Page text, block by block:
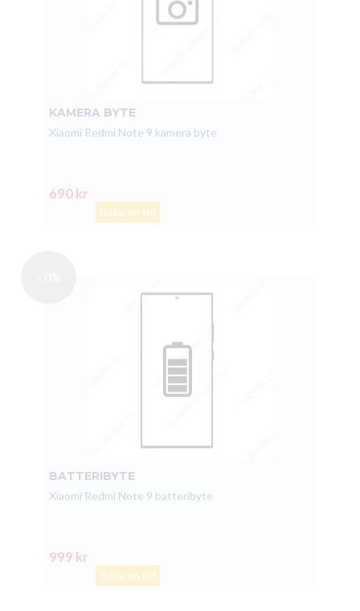
KAMERA BYTE
Xiaomi Redmi Note 9 kamera byte
690 kr
Boka en tid
BATTERIBYTE
Xiaomi Redmi Note 9 batteribyte
999 kr
Boka en tid